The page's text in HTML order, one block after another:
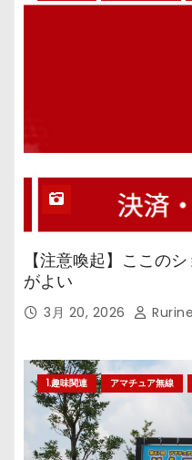
【注意喚起】ここの
がよい
3月 20, 2026
1.趣味関連 アマチュア無線